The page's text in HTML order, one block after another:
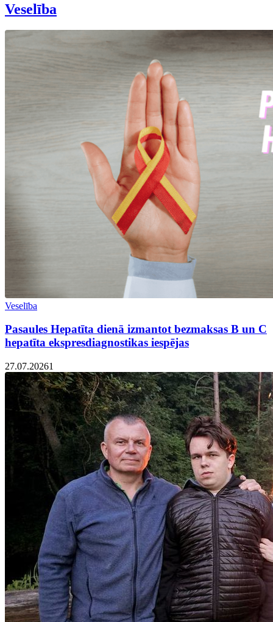
Veselība
Veselība
Pasaules Hepatīta dienā izmantot bezmaksas B un C
hepatīta ekspresdiagnostikas iespējas
27.07.20261